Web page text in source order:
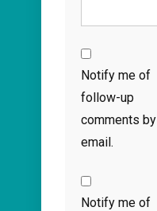
Notify me of
follow-up
comments by
email.
Notify me of